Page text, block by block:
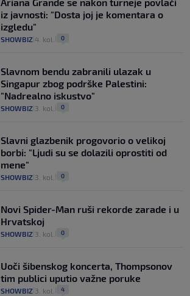
iz javnosti: "Dosta joj je komentara o
izgledu"
SHOWBIZ 4. kol. 0
Slavnom bendu zabranili ulazak u
Singapur zbog podrške Palestini:
"Nadrealno iskustvo"
SHOWBIZ 3. kol. 0
Slavni glazbenik progovorio o velikoj
borbi: "Ljudi su se dolazili oprostiti od
mene"
SHOWBIZ 3. kol. 0
Novi Spider-Man ruši rekorde zarade i u
Hrvatskoj
SHOWBIZ 3. kol. 0
Uoči šibenskog koncerta, Thompsonov
tim publici uputio važne poruke
SHOWBIZ 3. kol. 4